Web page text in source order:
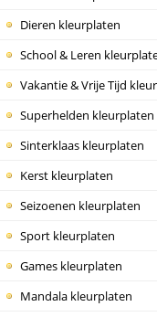
Dieren kleurplaten
School & Leren
Vakantie & Vrije Tijd
Superhelden kleurplaten
Sinterklaas kleurplaten
Kerst kleurplaten
Seizoenen kleurplaten
Sport kleurplaten
Games kleurplaten
Mandala kleurplaten